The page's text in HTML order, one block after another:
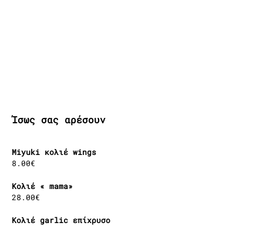
Ίσως σας αρέσουν
Miyuki κολιέ wings
8.00€
Κολιέ « mama»
28.00€
Κολιέ garlic επίχρυσο